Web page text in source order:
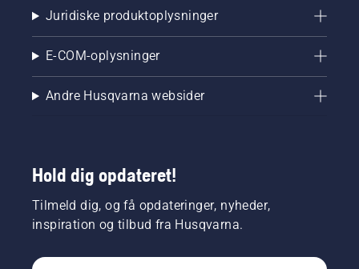
Juridiske produktoplysninger
E-COM-oplysninger
Andre Husqvarna websider
Hold dig opdateret!
Tilmeld dig, og få opdateringer, nyheder,
inspiration og tilbud fra Husqvarna.